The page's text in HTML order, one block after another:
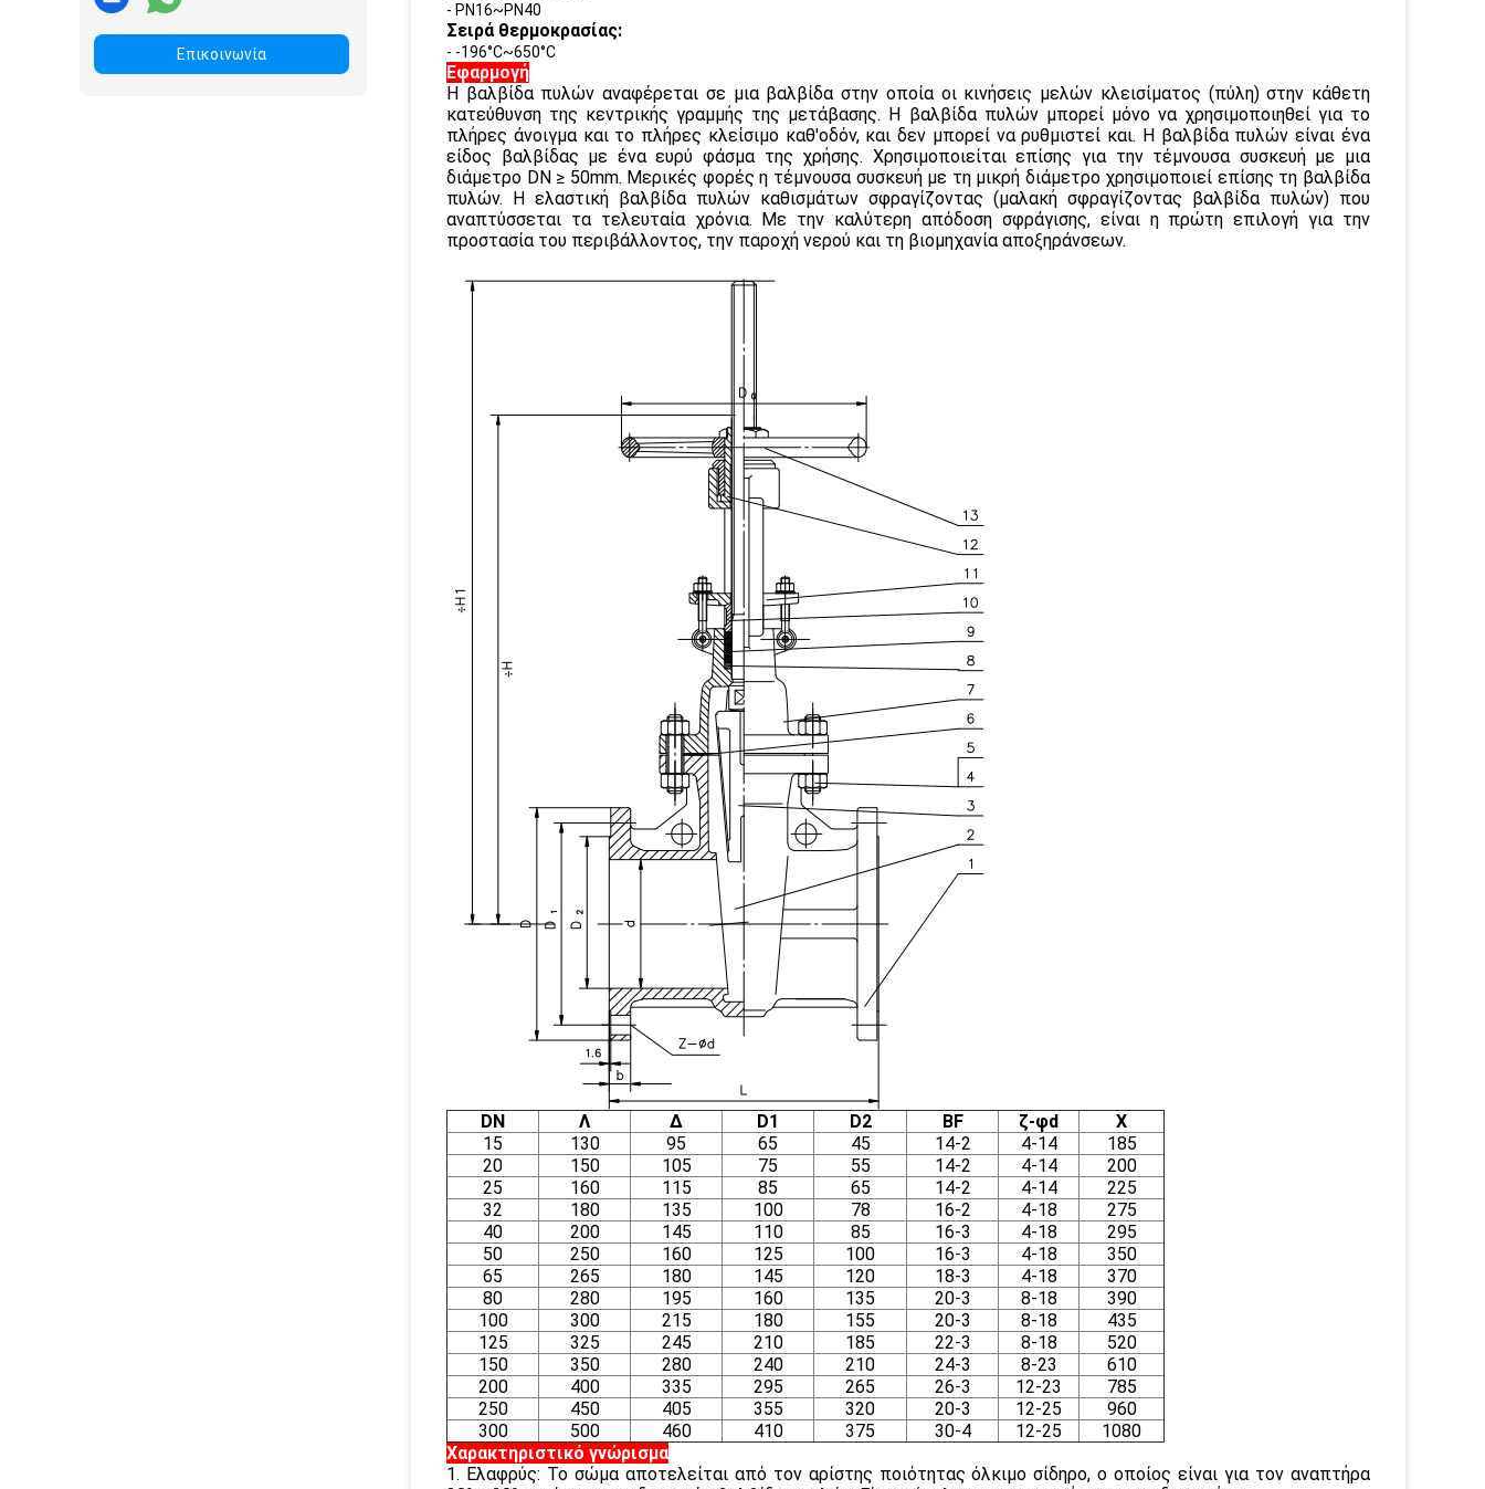
Επικοινωνία
- PN16~PN40
Σειρά θερμοκρασίας:
- -196°C~650°C
Εφαρμογή
Η βαλβίδα πυλών αναφέρεται σε μια βαλβίδα στην οποία οι κινήσεις μελών κλεισίματος (πύλη) στην κάθετη
κατεύθυνση της κεντρικής γραμμής της μετάβασης. Η βαλβίδα πυλών μπορεί μόνο να χρησιμοποιηθεί για το
πλήρες άνοιγμα και το πλήρες κλείσιμο καθ'οδόν, και δεν μπορεί να ρυθμιστεί και. Η βαλβίδα πυλών είναι ένα
είδος βαλβίδας με ένα ευρύ φάσμα της χρήσης. Χρησιμοποιείται επίσης για την τέμνουσα συσκευή με μια
διάμετρο DN ≥ 50mm. Μερικές φορές η τέμνουσα συσκευή με τη μικρή διάμετρο χρησιμοποιεί επίσης τη βαλβίδα
πυλών. Η ελαστική βαλβίδα πυλών καθισμάτων σφραγίζοντας (μαλακή σφραγίζοντας βαλβίδα πυλών) που
αναπτύσσεται τα τελευταία χρόνια. Με την καλύτερη απόδοση σφράγισης, είναι η πρώτη επιλογή για την
προστασία του περιβάλλοντος, την παροχή νερού και τη βιομηχανία αποξηράνσεων.
DN Λ Δ D1 D2 BF ζ-φd
Χ
15
130 95 65 45 14-2 4-14
185
20
150 105 75 55 14-2 4-14
200
25
160 115 85 65 14-2 4-14
225
32
180 135 100 78 16-2 4-18
275
40
200 145 110 85 16-3 4-18
295
50
250 160 125 100 16-3 4-18
350
65
265 180 145 120 18-3 4-18
370
80
280 195 160 135 20-3 8-18
390
100
300 215 180 155 20-3 8-18
435
125
325 245 210 185 22-3 8-18
520
150
350 280 240 210 24-3 8-23
610
200
400 335 295 265 26-3 12-23
785
250
450 405 355 320 20-3 12-25
960
300
500 460 410 375 30-4 12-25
1080
Χαρακτηριστικό γνώρισμα
1. Ελαφρύς: Το σώμα αποτελείται από τον αρίστης ποιότητας όλκιμο σίδηρο, ο οποίος είναι για τον αναπτήρα